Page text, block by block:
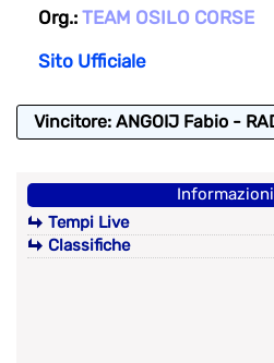
Org.: TEAM OSILO CORSE
Sito Ufficiale
Vincitore: ANGOIJ Fabio -
Tempi Live
Classifiche